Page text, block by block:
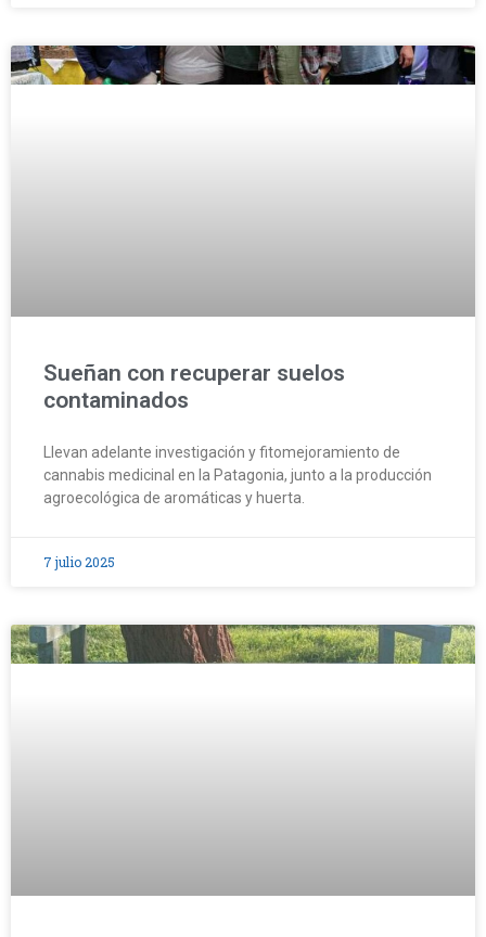
Sueñan con recuperar suelos
contaminados
Llevan adelante investigación y fitomejoramiento de
cannabis medicinal en la Patagonia, junto a la producción
agroecológica de aromáticas y huerta.
7 julio 2025